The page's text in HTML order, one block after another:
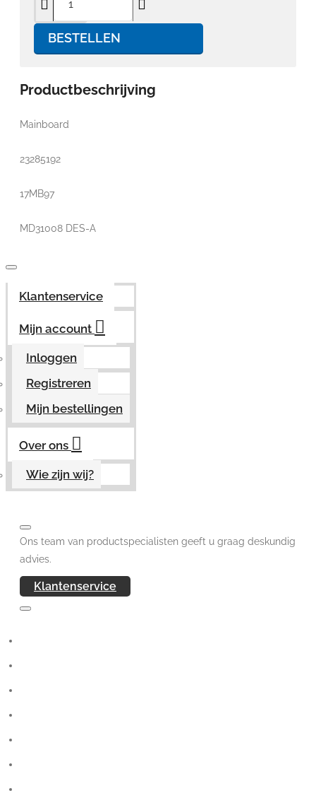
BESTELLEN
Productbeschrijving
Mainboard
23285192
17MB97
MD31008 DES-A
Klantenservice
Mijn account
Inloggen
Registreren
Mijn bestellingen
Over ons
Wie zijn wij?
Ons team van productspecialisten geeft u graag deskundig
advies.
Klantenservice